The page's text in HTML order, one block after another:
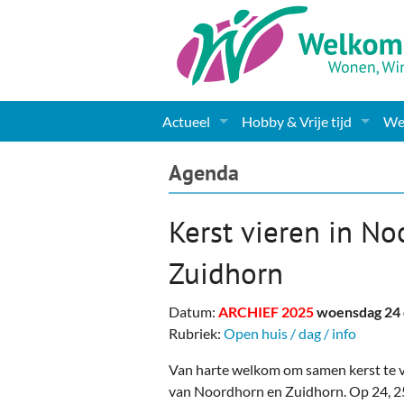
Actueel
Nieuws
Gemeente informatie
Dorpen
Woningaanbod
Columns & Redactioneel
Hobby & Vrije tijd
Kunst
Muziek
Podia & Dorpshuizen
Agenda
Kerst vieren in
Zuidhorn
Datum: ARCHIEF 2025woensdag
Rubriek: Open huis / dag / info
Van harte welkom om samen kerst te
van Noordhorn en Zuidhorn. Op 24,